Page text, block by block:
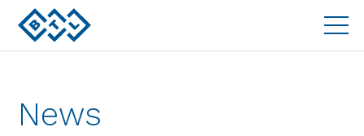
News